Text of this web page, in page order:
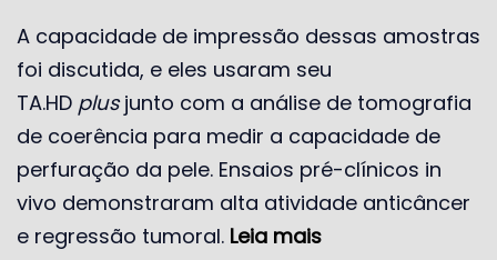
A capacidade de impressão dessas amostras
foi discutida, e eles usaram seu
TA.HD plusjunto com a análise de tomografia
de coerência para medir a capacidade de
perfuração da pele. Ensaios pré-clínicos in
vivo demonstraram alta atividade anticâncer
e regressão tumoral. Leia mais